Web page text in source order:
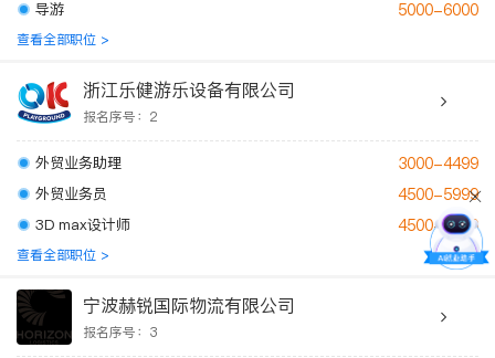
导游 5000-6000
查看全部职位 >
浙江乐健游乐设备有限公司
报名序号：2
外贸业务助理 3000-4499
外贸业务员 4500-5999
3D max设计师 4500-5999
查看全部职位 >
宁波赫锐国际物流有限公司
报名序号：3